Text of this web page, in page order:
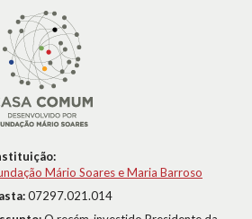
Mário Soares e Maria Barroso
07297.021.014